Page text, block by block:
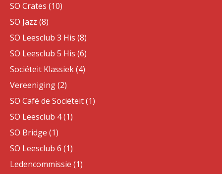
SO Crates (10)
SO Jazz (8)
SO Leesclub 3 His (8)
SO Leesclub 5 His (6)
Sociëteit Klassiek (4)
Vereeniging (2)
SO Café de Sociëteit (1)
SO Leesclub 4 (1)
SO Bridge (1)
SO Leesclub 6 (1)
Ledencommissie (1)